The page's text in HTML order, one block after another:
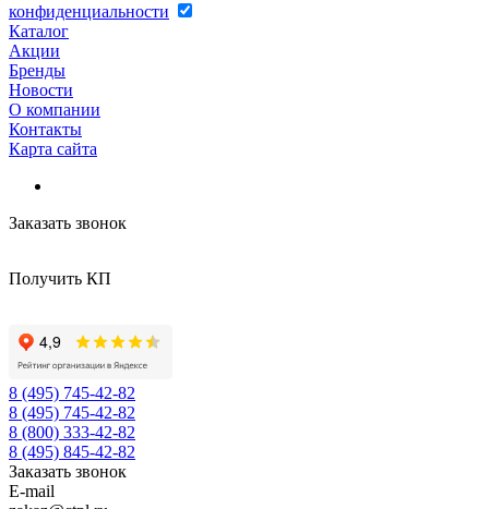
конфиденциальности
Каталог
Акции
Бренды
Новости
О компании
Контакты
Карта сайта
Заказать звонок
Получить КП
8 (495) 745-42-82
8 (495) 745-42-82
8 (800) 333-42-82
8 (495) 845-42-82
Заказать звонок
E-mail